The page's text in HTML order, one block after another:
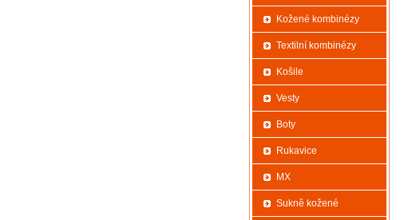
Kožené kombinézy
Textilní kombinézy
Košile
Vesty
Boty
Rukavice
MX
Sukně kožené